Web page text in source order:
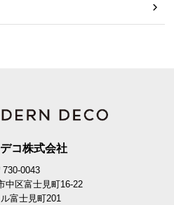
コ株式会社
730-0043
中区富士見町16-22
富士見町201